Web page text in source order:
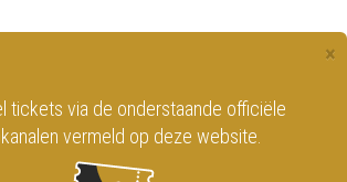
×
tickets via de onderstaande officiële
vermeld op deze website.